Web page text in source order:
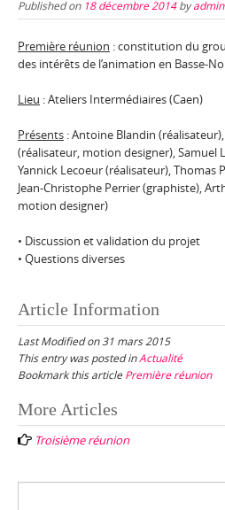
Published on 18 décembre 2014by
Première réunion : constitution du
des intérêts de l’animation en Basse-
Lieu : Ateliers Intermédiaires (Caen)
Présents : Antoine Blandin
(réalisateur, motion designer), Samuel
Yannick Lecoeur (réalisateur), Thomas
Jean-Christophe Perrier (graphiste),
motion designer)
• Discussion et validation du projet
• Questions diverses
Article Information
Last Modified on 31 mars 2015
This entry was posted inActualité
Bookmark this article Première réunion
Post
navigation
More Articles
Troisième réunion